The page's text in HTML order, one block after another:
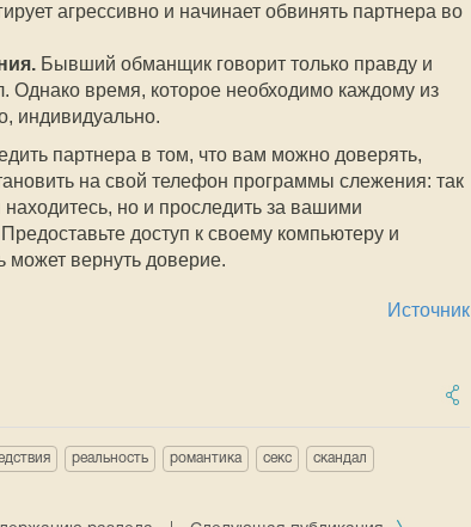
агрессивно и начинает обвинять партнера во
Бывший обманщик говорит только правду и
Однако время, которое необходимо каждому из
индивидуально.
партнера в том, что вам можно доверять,
на свой телефон программы слежения: так
но и проследить за вашими
доступ к своему компьютеру и
может вернуть доверие.
Источник
реальность романтика секс скандал